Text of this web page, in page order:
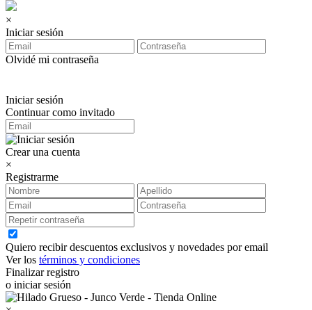
×
Iniciar sesión
Olvidé mi contraseña
Iniciar sesión
Continuar como invitado
Crear una cuenta
×
Registrarme
Quiero recibir descuentos exclusivos y novedades por email
Ver los términos y condiciones
Finalizar registro
o iniciar sesión